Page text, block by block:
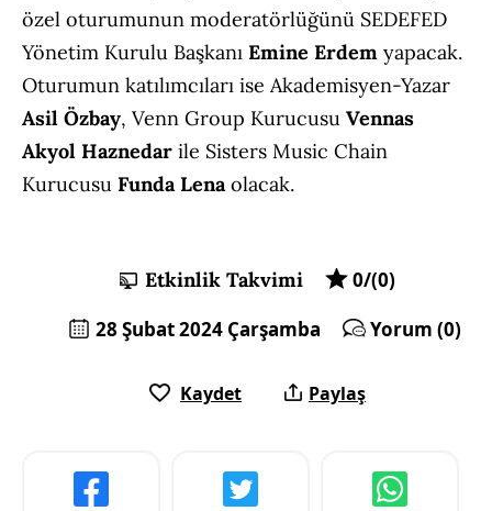
özel oturumunun moderatörlüğünü SEDEFED
Yönetim Kurulu Başkanı Emine Erdem yapacak.
Oturumun katılımcıları ise Akademisyen-Yazar
Asil Özbay, Venn Group Kurucusu Vennas
Akyol Haznedar ile Sisters Music Chain
Kurucusu Funda Lenaolacak.
Etkinlik Takvimi
0/(0)
28 Şubat 2024 Çarşamba
Yorum (0)
Kaydet Paylaş